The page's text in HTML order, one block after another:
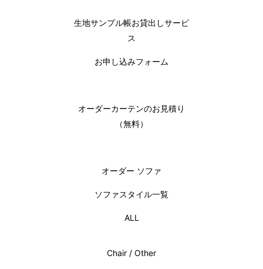
生地サンプル帳お貸出しサービ
ス
お申し込みフォーム
オーダーカーテンのお見積り
（無料）
オーダー ソファ
ソファスタイル一覧
ALL
Chair / Other